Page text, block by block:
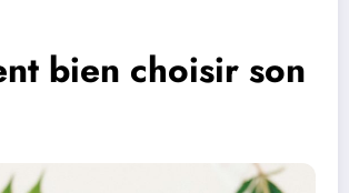
bien choisir son